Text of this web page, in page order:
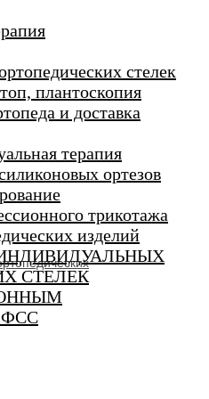
стелек
плантоскопия
и доставка
терапия
ортезов
трикотажа
изделий
СТЕЛЕК